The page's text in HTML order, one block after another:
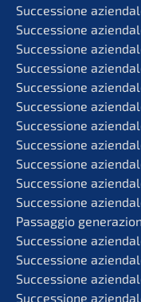
Succes­sio­ne
Succes­sio­ne
Succes­sio­ne
Succes­sio­ne
Succes­sio­ne
Succes­sio­ne
Succes­sio­ne
Succes­sio­ne
Succes­sio­ne
Succes­sio­ne
Succes­sio­ne
Passag­gio
Succes­sio­ne
Succes­sio­ne
Succes­sio­ne
Succes­sio­ne